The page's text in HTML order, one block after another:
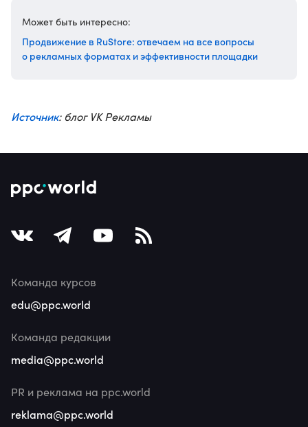
Может быть интересно:
Продвижение в RuStore: отвечаем на все вопросы
о рекламных форматах и эффективности площадки
Источник: блог VK Рекламы
Команда курсов
edu@ppc.world
Команда редакции
media@ppc.world
PR и реклама на ppc.world
reklama@ppc.world